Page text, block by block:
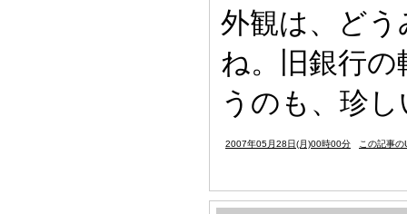
外観は、ど
ね。旧銀行
うのも、珍
2007年05月28日(月)00時00分 この記事の